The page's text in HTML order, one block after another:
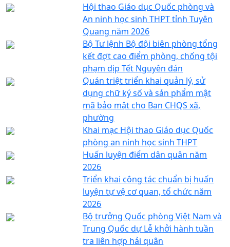
Hội thao Giáo dục Quốc phòng và
An ninh học sinh THPT tỉnh Tuyên
Quang năm 2026
Bộ Tư lệnh Bộ đội biên phòng tổng
kết đợt cao điểm phòng, chống tội
phạm dịp Tết Nguyên đán
Quán triệt triển khai quản lý, sử
dụng chữ ký số và sản phẩm mật
mã bảo mật cho Ban CHQS xã,
phường
Khai mạc Hội thao Giáo dục Quốc
phòng an ninh học sinh THPT
Huấn luyện điểm dân quân năm
2026
Triển khai công tác chuẩn bị huấn
luyện tự vệ cơ quan, tổ chức năm
2026
Bộ trưởng Quốc phòng Việt Nam và
Trung Quốc dự Lễ khởi hành tuần
tra liên hợp hải quân